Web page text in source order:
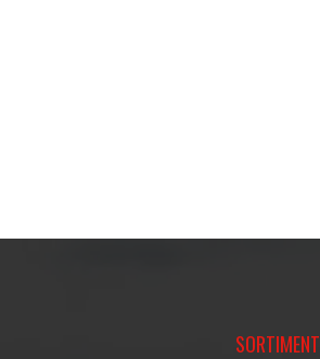
SORTIMENT